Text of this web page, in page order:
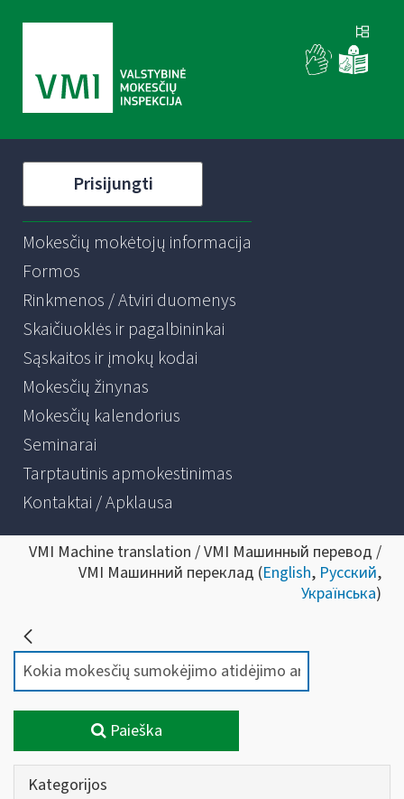
Prisijungti
Mokesčių mokėtojų informacija
Formos
Rinkmenos / Atviri duomenys
Skaičiuoklės ir pagalbininkai
Sąskaitos ir įmokų kodai
Mokesčių žinynas
Mokesčių kalendorius
Seminarai
Tarptautinis apmokestinimas
Kontaktai / Apklausa
VMI Machine translation / VMI Машинный перевод /
VMI Машинний переклад (English, Русский,
Українська)
Paieška
Kategorijos